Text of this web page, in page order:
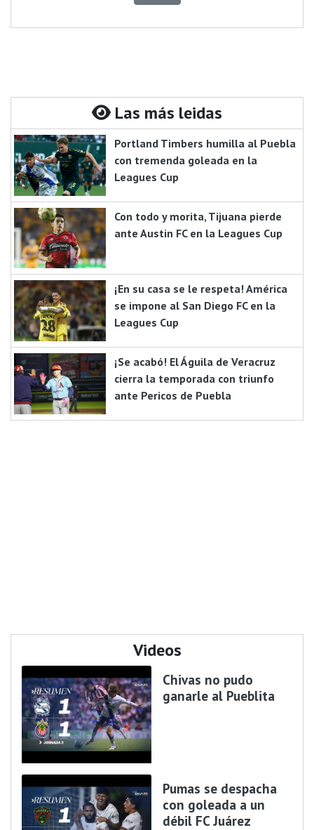
Las más leidas
Portland Timbers humilla al Puebla
con tremenda goleada en la
Leagues Cup
Con todo y morita, Tijuana pierde
ante Austin FC en la Leagues Cup
¡En su casa se le respeta! América
se impone al San Diego FC en la
Leagues Cup
¡Se acabó! El Águila de Veracruz
cierra la temporada con triunfo
ante Pericos de Puebla
Videos
Chivas no pudo
ganarle al Pueblita
Pumas se despacha
con goleada a un
débil FC Juárez